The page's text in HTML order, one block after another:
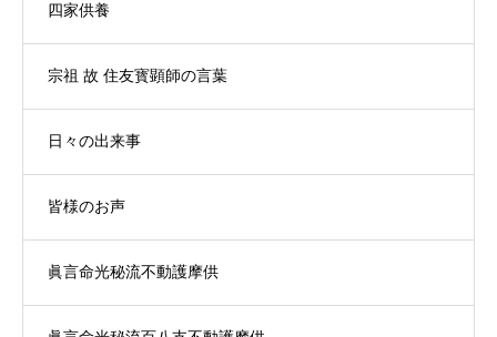
四家供養
宗祖 故 住友寳顕師の言葉
日々の出来事
皆様のお声
眞言命光秘流不動護摩供